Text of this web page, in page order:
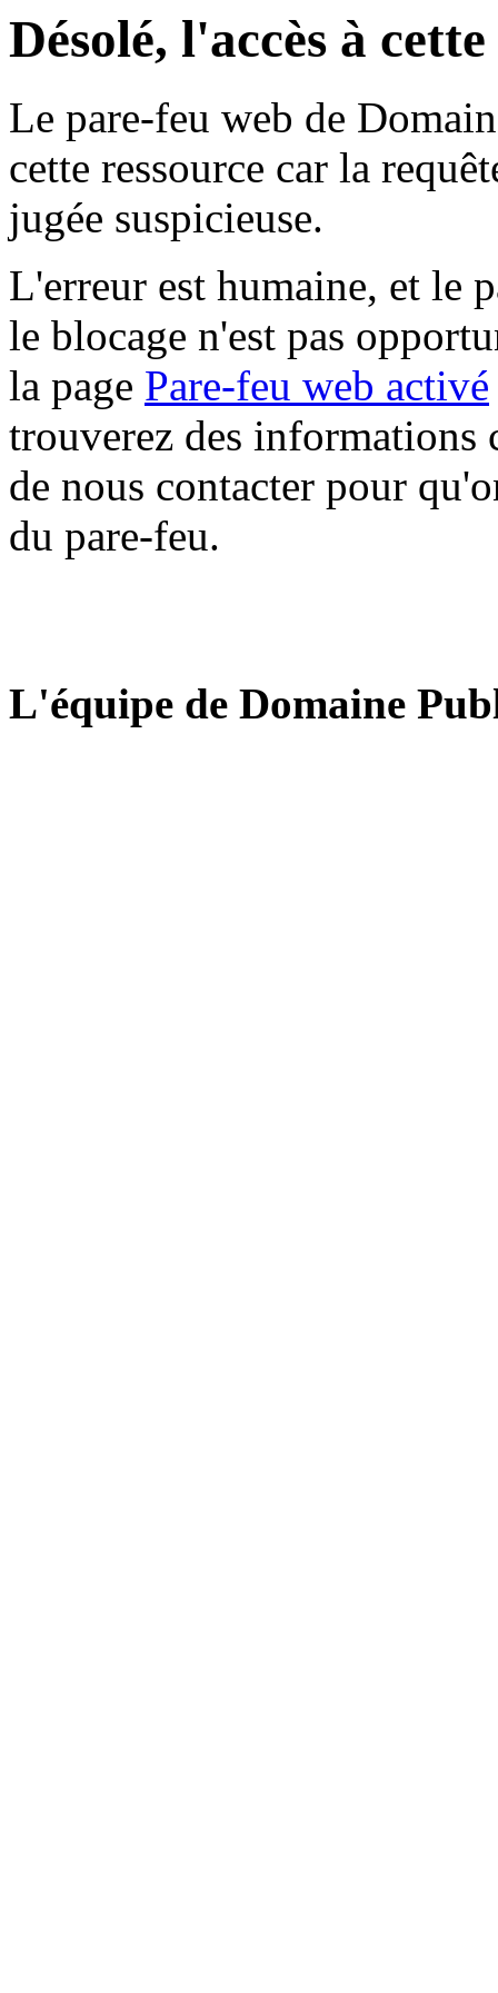
Désolé, l'accès à
Le pare-feu web de
cette ressource car la
jugée suspicieuse.
L'erreur est humaine, et le
le blocage n'est pas
la page Pare-feu web activé
trouverez des informations
de nous contacter pour
du pare-feu.
L'équipe de Domaine